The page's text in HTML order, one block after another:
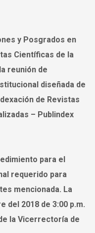
y Posgrados en
Científicas de la
reunión de
diseñada de
de Revistas
– Publindex
para el
requerido para
mencionada. La
del 2018 de 3:00 p.m.
la Vicerrectoría de